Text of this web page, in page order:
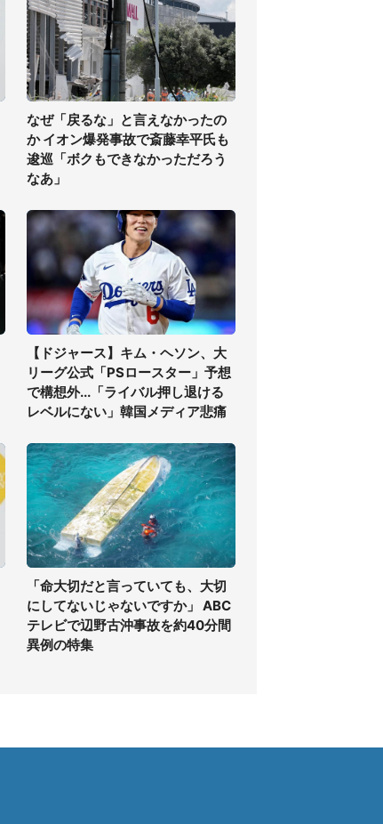
なぜ「戻るな」と言えなかったの
か イオン爆発事故で斎藤幸平氏も
逡巡「ボクもできなかっただろう
なあ」
【ドジャース】キム・ヘソン、大
リーグ公式「PSロースター」予想
で構想外...「ライバル押し退ける
レベルにない」韓国メディア悲痛
「命大切だと言っていても、大切
にしてないじゃないですか」 ABC
テレビで辺野古沖事故を約40分間
異例の特集